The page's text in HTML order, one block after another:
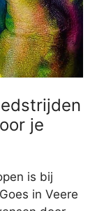
je
is bij
in Veere